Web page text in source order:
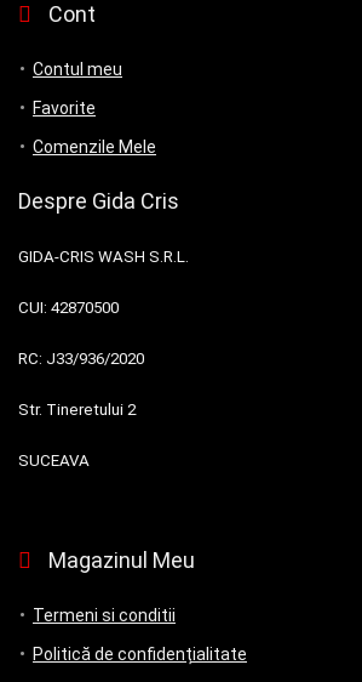
Cont
Contul meu
Favorite
Comenzile Mele
Despre Gida Cris
GIDA-CRIS WASH S.R.L.
CUI: 42870500
RC: J33/936/2020
Str. Tineretului 2
SUCEAVA
Magazinul Meu
Termeni si conditii
Politică de confidențialitate